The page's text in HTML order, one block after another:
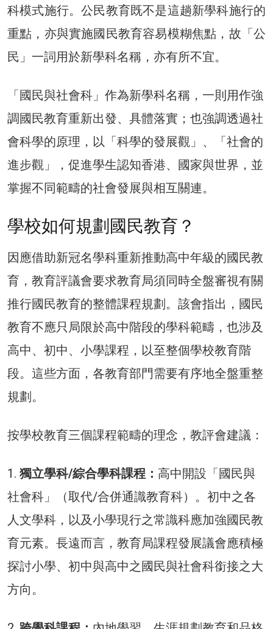
科模式施行。公民教育既不是這趟新學科施行的
重點，亦與實施國民教育容易模糊焦點，故「公
民」一詞用於新學科名稱，亦有所不宜。
「國民與社會科」作為新學科名稱，一則用作強
調國民教育重新出發、具體落實；也強調透過社
會科學的原理，以「科學的發展觀」、「社會的
進步觀」，促進學生認知香港、國家與世界，並
掌握不同範疇的社會發展與相互關連。
學校如何規劃國民教育？
因應借助新冠名學科重新推動高中年級的國民教
育，教育評議會要求教育局須同時全盤審視有關
推行國民教育的整體課程規劃。該會指出，國民
教育不應只局限於高中階段的學科範疇，也涉及
高中、初中、小學課程，以至整個學校教育階
段。這些方面，各教育部門需要有序地全盤重整
規劃。
按學校教育三個課程範疇的理念，教評會建議：
1. 獨立學科/綜合學科課程： 高中開設「國民與
社會科」（取代/合併通識教育科）。初中之各
人文學科，以及小學現行之常識科應加強國民教
育元素。長遠而言，教育局課程發展議會應積極
探討小學、初中與高中之國民與社會科銜接之大
方向。